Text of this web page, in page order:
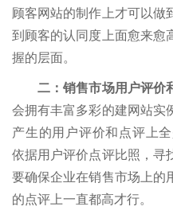
顾客网站的制作上才可以做
到顾客的认同度上面愈来愈
握的层面。
二：销售市场用户评价
会拥有丰富多彩的建网站实
产生的用户评价和点评上
依据用户评价点评比照，寻
要确保企业在销售市场上的
的点评上一直都高才行。